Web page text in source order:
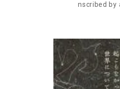
nscribed by